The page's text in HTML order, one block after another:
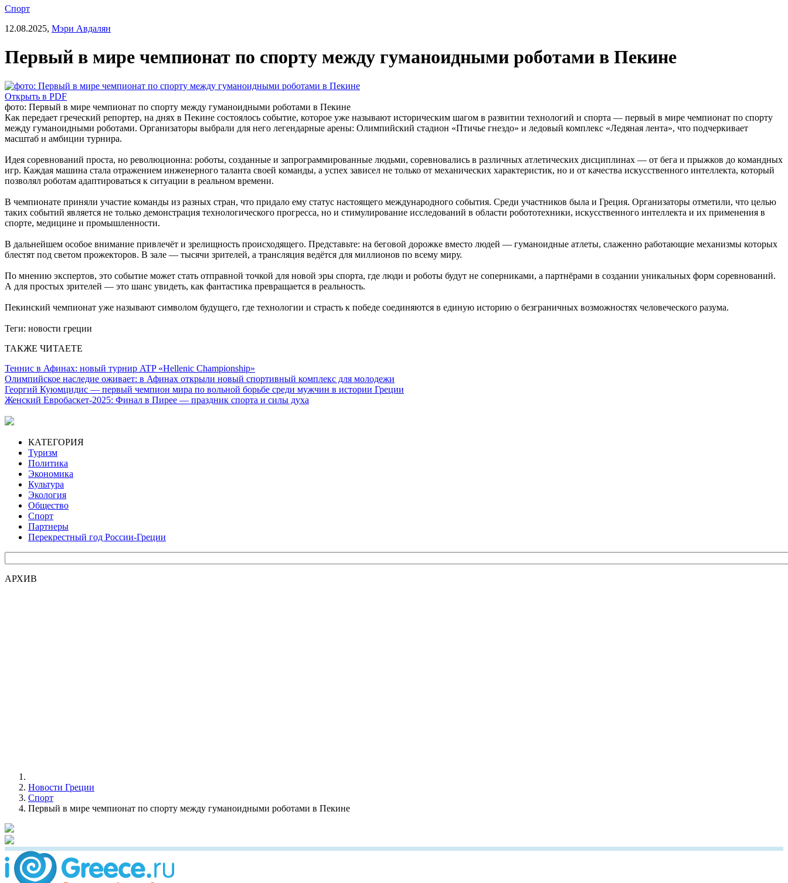
Спорт
12.08.2025, Мэри Авдалян
Первый в мире чемпионат по спорту между гуманоидными роботами в Пекине
Открыть в PDF
фото: Первый в мире чемпионат по спорту между гуманоидными роботами в Пекине
Как передает греческий репортер, на днях в Пекине состоялось событие, которое уже называют историческим шагом в развитии технологий и спорта — первый в мире чемпионат по спорту
между гуманоидными роботами. Организаторы выбрали для него легендарные арены: Олимпийский стадион «Птичье гнездо» и ледовый комплекс «Ледяная лента», что подчеркивает
масштаб и амбиции турнира.
Идея соревнований проста, но революционна: роботы, созданные и запрограммированные людьми, соревновались в различных атлетических дисциплинах — от бега и прыжков до командных
игр. Каждая машина стала отражением инженерного таланта своей команды, а успех зависел не только от механических характеристик, но и от качества искусственного интеллекта, который
позволял роботам адаптироваться к ситуации в реальном времени.
В чемпионате приняли участие команды из разных стран, что придало ему статус настоящего международного события. Среди участников была и Греция. Организаторы отметили, что целью
таких событий является не только демонстрация технологического прогресса, но и стимулирование исследований в области робототехники, искусственного интеллекта и их применения в
спорте, медицине и промышленности.
В дальнейшем особое внимание привлечёт и зрелищность происходящего. Представьте: на беговой дорожке вместо людей — гуманоидные атлеты, слаженно работающие механизмы которых
блестят под светом прожекторов. В зале — тысячи зрителей, а трансляция ведётся для миллионов по всему миру.
По мнению экспертов, это событие может стать отправной точкой для новой эры спорта, где люди и роботы будут не соперниками, а партнёрами в создании уникальных форм соревнований.
А для простых зрителей — это шанс увидеть, как фантастика превращается в реальность.
Пекинский чемпионат уже называют символом будущего, где технологии и страсть к победе соединяются в единую историю о безграничных возможностях человеческого разума.
Теги: новости греции
ТАКЖЕ ЧИТАЕТЕ
Теннис в Афинах: новый турнир ATP «Hellenic Championship»
Олимпийское наследие оживает: в Афинах открыли новый спортивный комплекс для молодежи
Георгий Куюмцидис — первый чемпион мира по вольной борьбе среди мужчин в истории Греции
Женский Евробаскет-2025: Финал в Пирее — праздник спорта и силы духа
КАТЕГОРИЯ
Туризм
Политика
Экономика
Культура
Экология
Общество
Спорт
Партнеры
Перекрестный год России-Греции
АРХИВ
Новости Греции
Спорт
Первый в мире чемпионат по спорту между гуманоидными роботами в Пекине